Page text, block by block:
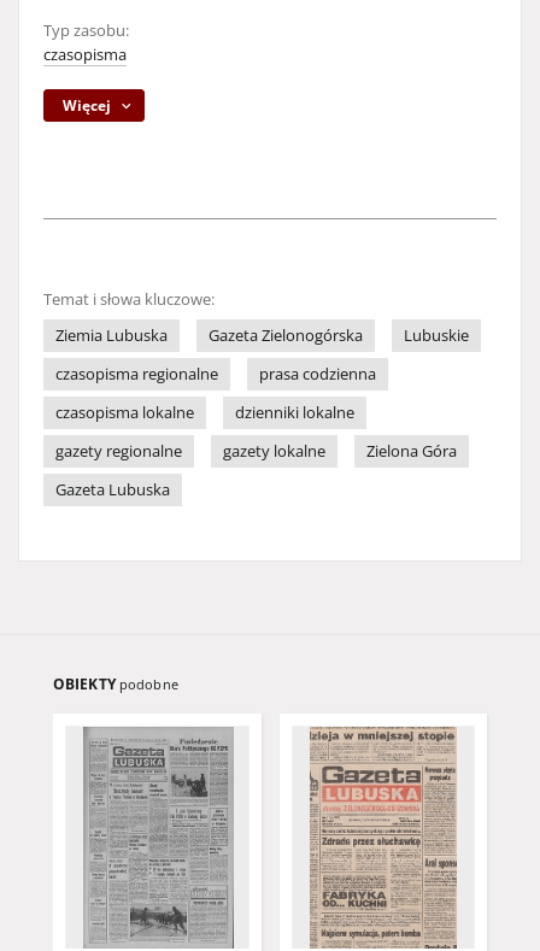
Typ zasobu:
czasopisma
Więcej
Temat i słowa kluczowe:
Ziemia Lubuska
Gazeta Zielonogórska
Lubuskie
czasopisma regionalne
prasa codzienna
czasopisma lokalne
dzienniki lokalne
gazety regionalne
gazety lokalne
Zielona Góra
Gazeta Lubuska
OBIEKTY podobne